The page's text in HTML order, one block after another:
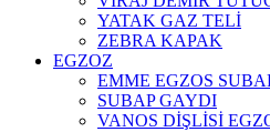
YATAK GAZ TELİ
ZEBRA KAPAK
EGZOZ
EMME EGZOS
SUBAP GAYDI
VANOS DİŞLİSİ